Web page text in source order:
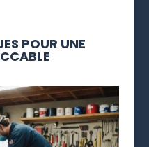
POUR UNE